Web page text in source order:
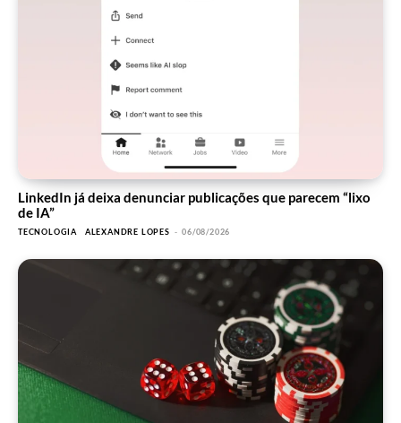
LinkedIn já deixa denunciar publicações que parecem “lixo
de IA”
TECNOLOGIA ALEXANDRE LOPES - 06/08/2026